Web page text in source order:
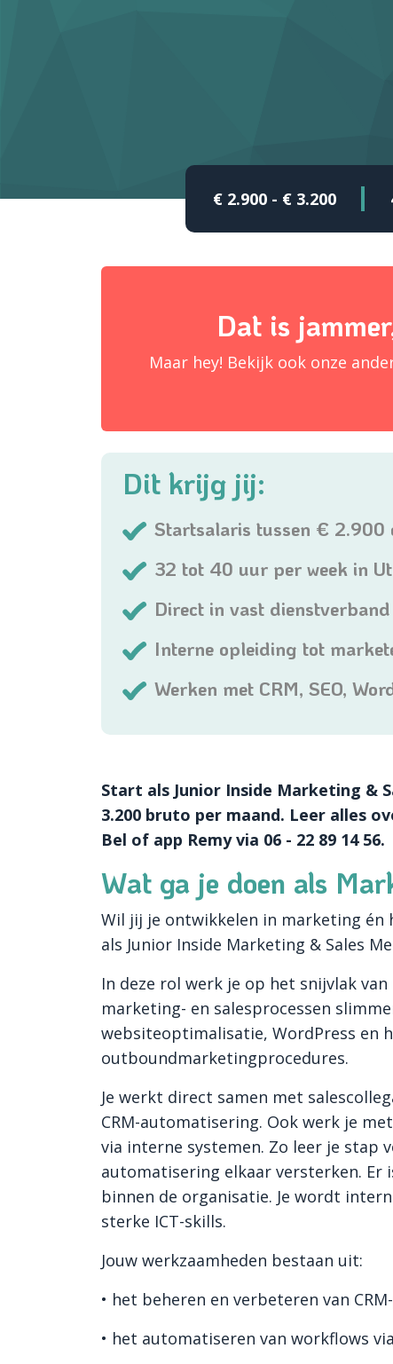
€ 2.900 - € 3.200
Dat is
Maar hey! Bekijk ook onze
Dit krijg jij:
Startsalaris tussen €
32 tot 40 uur per week in
Direct in vast
Interne opleiding tot
Werken met CRM, SEO,
Start als Junior Inside Marketing &
3.200 bruto per maand. Leer alles
Bel of app Remy via 06 - 22 89 14 56.
Wat ga je doen als
Wil jij je ontwikkelen in marketing én
als Junior Inside Marketing & Sales
In deze rol werk je op het snijvlak
marketing- en salesprocessen
websiteoptimalisatie, WordPress en
outboundmarketingprocedures.
Je werkt direct samen met
CRM-automatisering. Ook werk je
via interne systemen. Zo leer je stap
automatisering elkaar versterken. Er
binnen de organisatie. Je wordt
sterke ICT-skills.
Jouw werkzaamheden bestaan uit:
• het beheren en verbeteren van
• het automatiseren van workflows